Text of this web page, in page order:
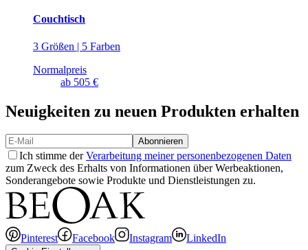
Couchtisch
3 Größen | 5 Farben
Normalpreis
ab 505 €
Neuigkeiten zu neuen Produkten erhalten
Abonnieren
Ich stimme derVerarbeitung meiner personenbezogenen Daten
zum Zweck des Erhalts von Informationen über Werbeaktionen,
Sonderangebote sowie Produkte und Dienstleistungen zu.
Pinterest Facebook Instagram LinkedIn